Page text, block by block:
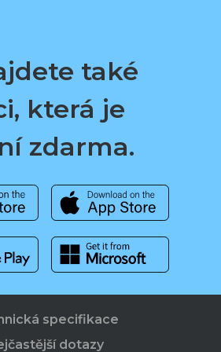
také
která je
zdarma.
specifikace
dotazy